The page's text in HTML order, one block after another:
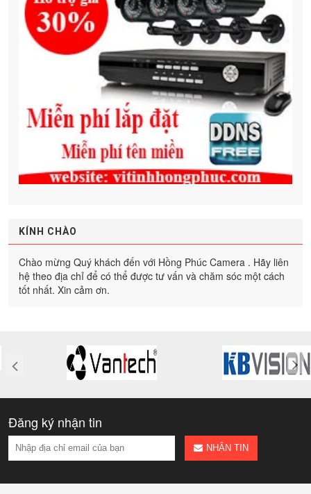
KÍNH CHÀO
Chào mừng Quý khách đến với Hồng Phúc Camera . Hãy liên
hệ theo địa chỉ để có thể được tư vấn và chăm sóc một cách
tốt nhất. Xin cảm ơn.
Đăng ký nhận tin
NHẬN TIN